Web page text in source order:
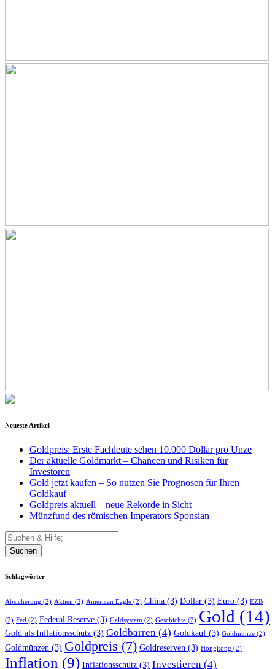
Neueste Artikel
Goldpreis: Erste Fachleute sehen 10.000 Dollar pro Unze
Der aktuelle Goldmarkt – Chancen und Risiken für
Investoren
Gold jetzt kaufen – So nutzen Sie Prognosen für Ihren
Goldkauf
Goldpreis aktuell – neue Rekorde in Sicht
Münzfund des römischen Imperators Sponsian
Suchen
Schlagwörter
Absicherung (2) Aktien (2) American Eagle (2) China (3) Dollar (3) Euro (3) EZB
(2) Fed (2) Federal Reserve (3) Geldsystem (2) Geschichte (2) Gold (14)
Gold als Inflationsschutz (3) Goldbarren (4) Goldkauf (3) Goldmünze (2)
Goldmünzen (3) Goldpreis (7) Goldreserven (3) Hongkong (2)
Inflation (9) Inflationsschutz (3) Investieren (4)